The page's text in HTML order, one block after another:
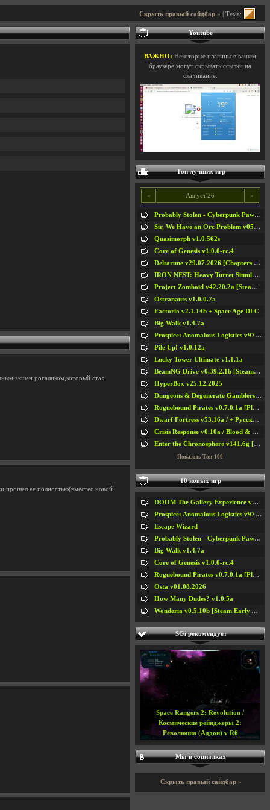
Скрыть правый сайдбар » | Тема:
экшен рогаликом,который стал
прошел ее полностью(вместес новой
Youtube
ВАЖНО: Некоторые плагины в вашем
браузере могут скрывать ссылки на
скачивание.
Топ лучших игр
« Август'26 »
Probably Stolen - Cyberpunk Pawnshop Simulator v048c [Playtest]
Sir, We Have an Orc Problem v05.08.2026
Quasimorph v1.0.562s
Core of Genesis v1.0.0-rc.4
Deltarune v29.07.2026 [Chapters 1-5] / + RUS [Chapters 1-5]
IRON NEST: Heavy Turret Simulator v1.0a
Project Zomboid v42.20.2a [Steam Early Access]
Ostranauts v1.0.0.7a
Factorio v2.1.14b + Space Age DLC
Big Walk v1.4.7a
Prospice: Anomalous Logistics v97 [Playtest]
Pile Up! v1.0.12a
Lucky Tower Ultimate v1.1.1a
BeamNG Drive v0.39.2.1b [Steam Early Access]
HyperBox v25.12.2025
Dungeons & Degenerate Gamblers v2.0.2a
Roguebound Pirates v0.7.0.1a [Playtest]
Dwarf Fortress v53.16a / + Русская Версия v50.12a
Crisis Response v0.10a / Blood & Bullet
Enter the Chronosphere v141.6g [Steam Early Access]
Показать Топ-100
10 новых игр
DOOM The Gallery Experience v1.4.2
Prospice: Anomalous Logistics v97 [Playtest]
Escape Wizard
Probably Stolen - Cyberpunk Pawnshop Simulator v048c [Playtest]
Big Walk v1.4.7a
Core of Genesis v1.0.0-rc.4
Roguebound Pirates v0.7.0.1a [Playtest]
Osta v01.08.2026
How Many Dudes? v1.0.5a
Wonderia v0.5.10b [Steam Early Access]
SGi рекомендует
Space Rangers 2: Revolution /
Космические рейнджеры 2:
Революция (Аддон) v R6
Мы в социалках
Скрыть правый сайдбар »